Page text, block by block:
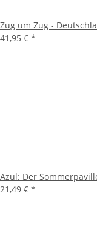
Zug um Zug -
41,95 € *
Azul: Der
21,49 € *